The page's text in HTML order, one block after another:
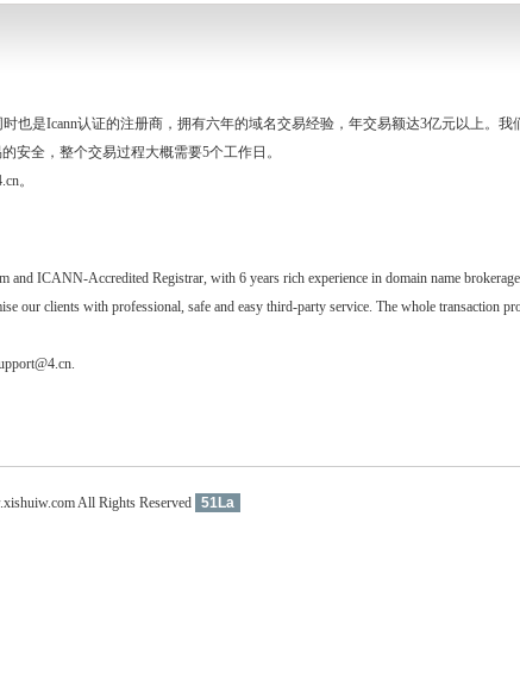
也是Icann认证的注册商，拥有六年的域名交易经验，年交易额达3亿元以上。我
安全，整个交易过程大概需要5个工作日。
。
and ICANN-Accredited Registrar, with 6 years rich experience in domain name
our clients with professional, safe and easy third-party service. The whole transaction
All Rights Reserved 51La